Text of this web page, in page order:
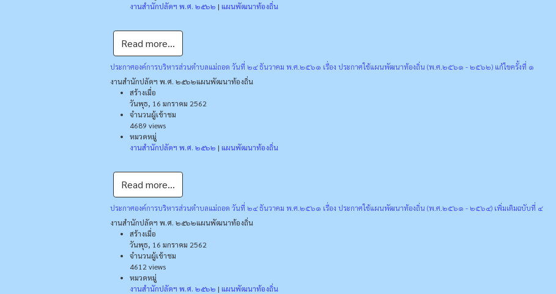
งานสำนักปลัดฯ พ.ศ. ๒๕๖๒ | แผนพัฒนาท้องถิ่น
Read more...
ประกาศองค์การบริหารส่วนตำบลแม่ถอด วันที่ ๒๔ ธันวาคม พ.ศ.๒๕๖๑ เรื่อง ประกาศใช้แผนพัฒนาท้องถิ่น (พ.ศ.๒๕๖๑ - ๒๕๖๒) แก้ไขครั้งที่ ๑
งานสำนักปลัดฯ พ.ศ. ๒๕๖๒แผนพัฒนาท้องถิ่น
สร้างเมื่อ
วันพุธ, 16 มกราคม 2562
จำนวนผู้เข้าชม
4689 views
หมวดหมู่
งานสำนักปลัดฯ พ.ศ. ๒๕๖๒ | แผนพัฒนาท้องถิ่น
Read more...
ประกาศองค์การบริหารส่วนตำบลแม่ถอด วันที่ ๒๔ ธันวาคม พ.ศ.๒๕๖๑ เรื่อง ประกาศใช้แผนพัฒนาท้องถิ่น (พ.ศ.๒๕๖๑ - ๒๕๖๔) เพิ่มเติมฉบับที่ ๔
งานสำนักปลัดฯ พ.ศ. ๒๕๖๒แผนพัฒนาท้องถิ่น
สร้างเมื่อ
วันพุธ, 16 มกราคม 2562
จำนวนผู้เข้าชม
4612 views
หมวดหมู่
งานสำนักปลัดฯ พ.ศ. ๒๕๖๒ | แผนพัฒนาท้องถิ่น